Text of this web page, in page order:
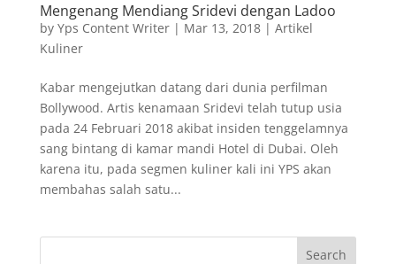
Mengenang Mendiang Sridevi dengan Ladoo
by Yps Content Writer| Mar 13, 2018| Artikel
Kuliner
Kabar mengejutkan datang dari dunia perfilman
Bollywood. Artis kenamaan Sridevi telah tutup usia
pada 24 Februari 2018 akibat insiden tenggelamnya
sang bintang di kamar mandi Hotel di Dubai. Oleh
karena itu, pada segmen kuliner kali ini YPS akan
membahas salah satu...